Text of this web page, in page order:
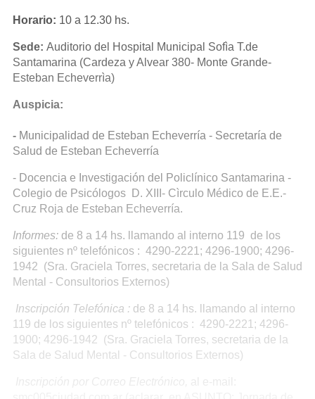
Horario: 10 a 12.30 hs.
Sede: Auditorio del Hospital Municipal Sofìa T.de
Santamarina (Cardeza y Alvear 380- Monte Grande-
Esteban Echeverrìa)
Auspicia:
- Municipalidad de Esteban Echeverría - Secretaría de
Salud de Esteban Echeverría
- Docencia e Investigación del Policlínico Santamarina -
Colegio de Psicólogos D. XIII- Cìrculo Médico de E.E.-
Cruz Roja de Esteban Echeverría.
Informes: de 8 a 14 hs. llamando al interno 119 de los
siguientes nº telefónicos : 4290-2221; 4296-1900; 4296-
1942 (Sra. Graciela Torres, secretaria de la Sala de Salud
Mental - Consultorios Externos)
Inscripción Telefónica : de 8 a 14 hs. llamando al interno
119 de los siguientes nº telefónicos : 4290-2221; 4296-
1900; 4296-1942 (Sra. Graciela Torres, secretaria de la
Sala de Salud Mental - Consultorios Externos)